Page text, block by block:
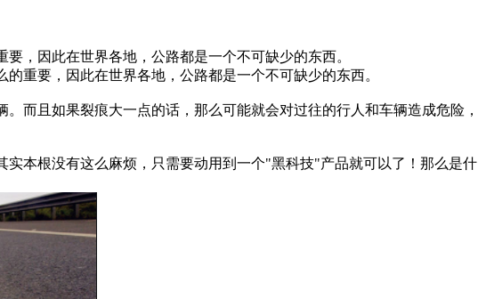
，因此在世界各地，公路都是一个不可缺少的东西。
要，因此在世界各地，公路都是一个不可缺少的东西。
且如果裂痕大一点的话，那么可能就会对过往的行人和车辆造成危险，
本根没有这么麻烦，只需要动用到一个"黑科技"产品就可以了！那么是什